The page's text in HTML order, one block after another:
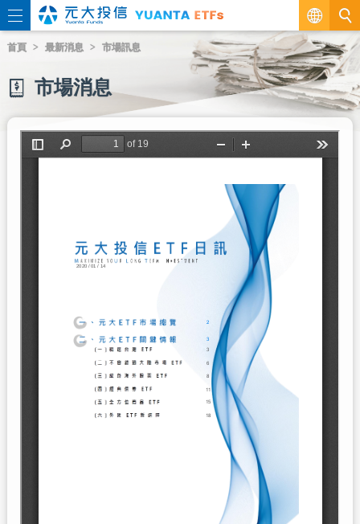
繁
EN
首頁 最新消息 市場訊息
市場消息